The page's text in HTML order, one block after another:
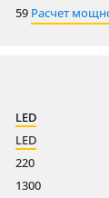
59 Расчет
LED
LED
220
1300